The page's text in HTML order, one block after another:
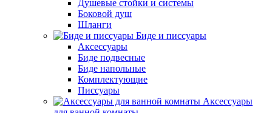
Душевые стойки и системы
Боковой душ
Шланги
Биде и писсуары
Аксессуары
Биде подвесные
Биде напольные
Комплектующие
Писсуары
Аксессуары